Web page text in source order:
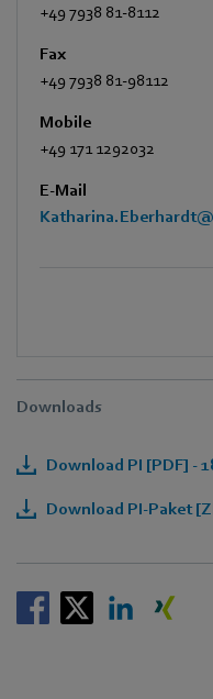
+49 7938 81-8112
Fax
+49 7938 81-98112
Mobile
+49 171 1292032
E-Mail
Downloads
Download PI [PDF] -
Download PI-Paket